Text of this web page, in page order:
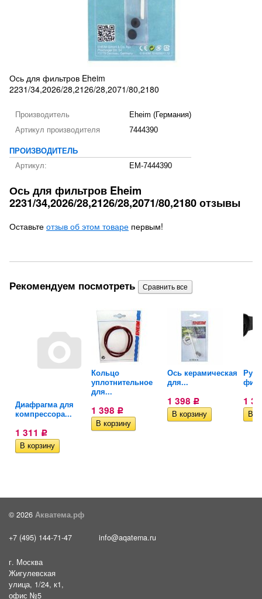
Ось для фильтров Eheim
2231/34,2026/28,2126/28,2071/80,2180
Производитель
Eheim (Германия)
Артикул производителя
7444390
ПРОИЗВОДИТЕЛЬ
Артикул:
EM-7444390
Ось для фильтров Eheim
2231/34,2026/28,2126/28,2071/80,2180 отзывы
Оставьте отзыв об этом товаре первым!
Рекомендуем посмотреть
Диафрагма для
компрессора...
1 311 Р
Кольцо
уплотнительное
для...
1 398 Р
Ось керамическая
для...
1 398 Р 1
© 2026 Акватема.рф
+7 (495) 144-71-47 info@aqatema.ru
г. Москва
Жигулевская
улица, 1/24, к1,
офис №5